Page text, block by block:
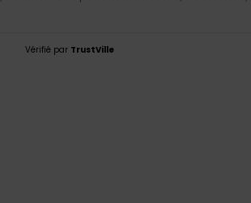
Vérifié par TrustVille